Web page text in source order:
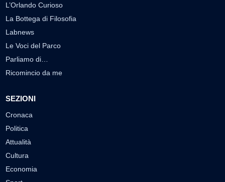
L’Orlando Curioso
La Bottega di Filosofia
Labnews
Le Voci del Parco
Parliamo di…
Ricomincio da me
SEZIONI
Cronaca
Politica
Attualità
Cultura
Economia